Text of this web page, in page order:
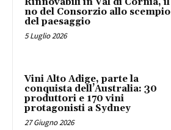
no del Consorzio allo scempio
del paesaggio
5 Luglio 2026
Vini Alto Adige, parte la
conquista dell’Australia: 30
produttori e 170 vini
protagonisti a Sydney
27 Giugno 2026